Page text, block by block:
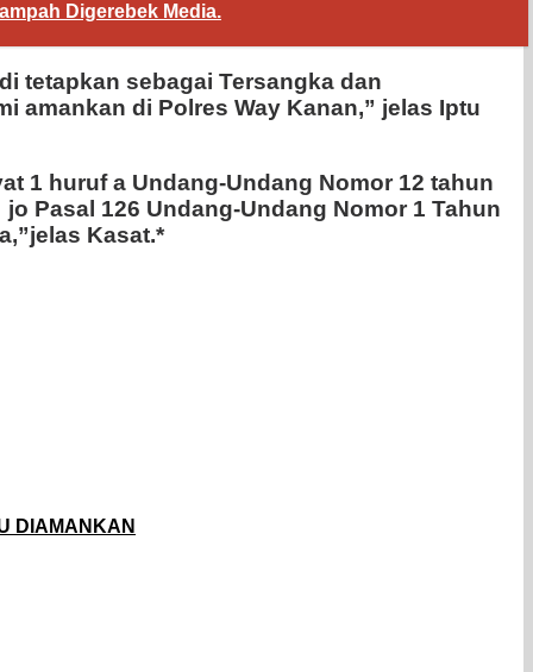
Digerebek Media.
tetapkan sebagai Tersangka dan
amankan di Polres Way Kanan,” jelas Iptu
1 huruf a Undang-Undang Nomor 12 tahun
Pasal 126 Undang-Undang Nomor 1 Tahun
Kasat.*
DIAMANKAN